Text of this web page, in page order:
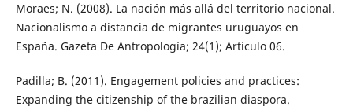
Moraes; N. (2008). La nación más allá del territorio nacional.
Nacionalismo a distancia de migrantes uruguayos en
España. Gazeta De Antropología; 24(1); Artículo 06.
Padilla; B. (2011). Engagement policies and practices:
Expanding the citizenship of the brazilian diaspora.